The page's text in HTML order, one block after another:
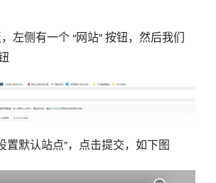
左侧有一个 “网站” 按钮，然后我们
置默认站点”，点击提交，如下图